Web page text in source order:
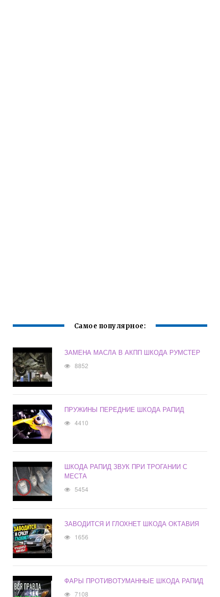
Самое популярное:
ЗАМЕНА МАСЛА В АКПП ШКОДА РУМСТЕР
8852
ПРУЖИНЫ ПЕРЕДНИЕ ШКОДА РАПИД
4410
ШКОДА РАПИД ЗВУК ПРИ ТРОГАНИИ С
МЕСТА
5454
ЗАВОДИТСЯ И ГЛОХНЕТ ШКОДА ОКТАВИЯ
1656
ФАРЫ ПРОТИВОТУМАННЫЕ ШКОДА РАПИД
7108